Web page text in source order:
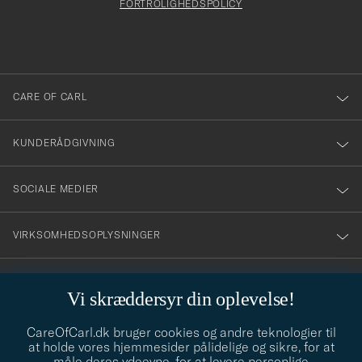
Vi skræddersyr din oplevelse!
CareOfCarl.dk bruger cookies og andre teknologier til
at holde vores hjemmesider pålidelige og sikre, for at
dig
till
vårt
nyhetsbrev!
FORTROLIGHEDSPOLICY
CARE OF CARL
KUNDERÅDGIVNING
SOCIALE MEDIER
VIRKSOMHEDSOPLYSNINGER
info@careofcarl.dk
Behøver du hjælp til at finde din stil? Lad os hjælpe dig, vi hjælper
gerne til!